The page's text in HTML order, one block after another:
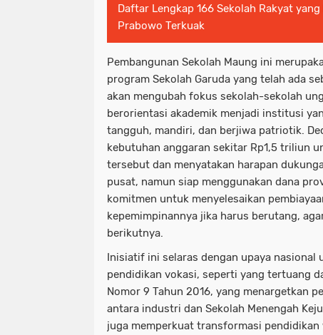
Daftar Lengkap 166 Sekolah Rakyat
Prabowo Terkuak
Pembangunan Sekolah Maung ini
program Sekolah Garuda yang telah ada
akan mengubah fokus sekolah-sekolah
berorientasi akademik menjadi institusi
tangguh, mandiri, dan berjiwa patriotik.
kebutuhan anggaran sekitar Rp1,5 triliun
tersebut dan menyatakan harapan
pusat, namun siap menggunakan dana
komitmen untuk menyelesaikan
kepemimpinannya jika harus berutang,
berikutnya.
Inisiatif ini selaras dengan upaya nasional
pendidikan vokasi, seperti yang tertuang
Nomor 9 Tahun 2016, yang menargetkan
antara industri dan Sekolah Menengah
juga memperkuat transformasi pendidikan